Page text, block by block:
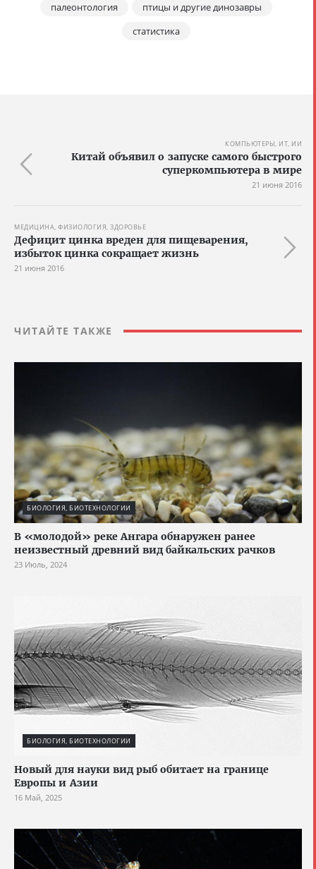
палеонтология
птицы и другие динозавры
статистика
КОМПЬЮТЕРЫ, ИТ, ИИ
Китай объявил о запуске самого быстрого
суперкомпьютера в мире
21 июня 2016
МЕДИЦИНА, ФИЗИОЛОГИЯ, ЗДОРОВЬЕ
Дефицит цинка вреден для пищеварения,
избыток цинка сокращает жизнь
21 июня 2016
ЧИТАЙТЕ ТАКЖЕ
БИОЛОГИЯ, БИОТЕХНОЛОГИИ
В «молодой» реке Ангара обнаружен ранее
неизвестный древний вид байкальских рачков
23 Июль, 2024
БИОЛОГИЯ, БИОТЕХНОЛОГИИ
Новый для науки вид рыб обитает на границе
Европы и Азии
16 Май, 2025